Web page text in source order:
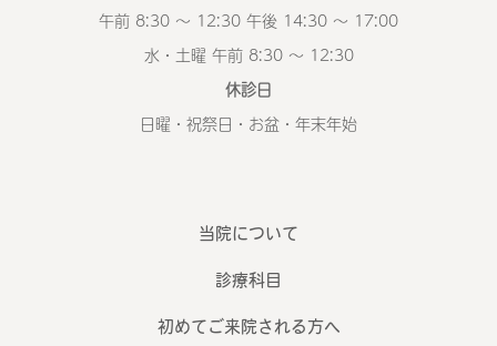
午前 8:30 ～ 12:30 午後 14:30 ～ 17:00
水・土曜 午前 8:30 ～ 12:30
休診日
日曜・祝祭日・お盆・年末年始
当院について
診療科目
初めてご来院される方へ